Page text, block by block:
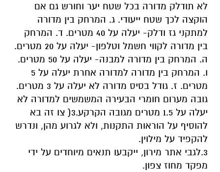
לא תודלק מדורה בכל שטח יער וחורש גם אם
הוקצה לכך שטח ייעודי. ג. המרחק בין מדורה
למתקני גז ודלק- יעלה על 40 מטרים. ד. המרחק
בין מדורה לקווי חשמל וטלפון- יעלה על 20 מטרים.
ה. המרחק בין מדורה למבנה- יעלה על 50 מטרים.
ו. המרחק בין מדורה למדורה אחרת יעלה על 5
מטרים. ז. גודל בסיס מדורה לא יעלה על 3 מטרים.
גובה מערום חומרי הבעירה המשמשים למדורה לא
יעלה על 1.5 מטרים מגובה הקרקע.3( צו זה בא
להוסיף על הוראות התקנות, ולא לגרוע מהן, ונדרש
להקפיד על מילוין.
3.לגבי אתר מירון, ייקבעו תנאים מיוחדים על ידי
מפקד מחוז צפון.